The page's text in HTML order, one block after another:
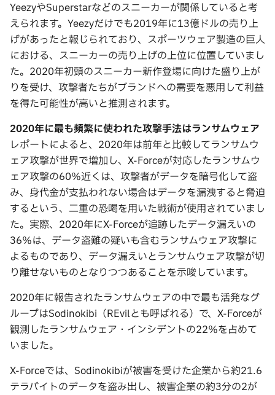
YeezyやSuperstarなどのスニーカーが関係していると考
えられます。Yeezyだけでも2019年に13億ドルの売り上
げがあったと報じられており、スポーツウェア製造の巨人
における、スニーカーの売り上げの上位に位置していまし
た。2020年初頭のスニーカー新作登場に向けた盛り上が
りを受け、攻撃者たちがブランドへの需要を悪用して利益
を得た可能性が高いと推測されます。
2020年に最も頻繁に使われた攻撃手法はランサムウェア
レポートによると、2020年は前年と比較してランサムウ
ェア攻撃が世界で増加し、X-Forceが対応したランサムウ
ェア攻撃の60％近くは、攻撃者がデータを暗号化して盗
み、身代金が支払われない場合はデータを漏洩すると脅迫
するという、二重の恐喝を用いた戦術が使用されていまし
た。実際、2020年にX-Forceが追跡したデータ漏えいの
36％は、データ盗難の疑いも含むランサムウェア攻撃に
よるものであり、データ漏えいとランサムウェア攻撃が切
り離せないものとなりつつあることを示唆しています。
2020年に報告されたランサムウェアの中で最も活発なグ
ループはSodinokibi（REvilとも呼ばれる）で、X-Forceが
観測したランサムウェア・インシデントの22％を占めて
いました。
X-Forceでは、Sodinokibiが被害を受けた企業から約21.6
テラバイトのデータを盗み出し、被害企業の約3分の2が